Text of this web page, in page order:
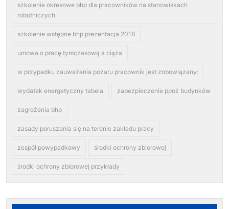
szkolenie okresowe bhp dla pracowników na stanowiskach
robotniczych
szkolenie wstępne bhp prezentacja 2018
umowa o pracę tymczasową a ciąża
w przypadku zauważenia pożaru pracownik jest zobowiązany:
wydatek energetyczny tabela zabezpieczenie ppoż budynków
zagrożenia bhp
zasady poruszania się na terenie zakładu pracy
zespół powypadkowy środki ochrony zbiorowej
środki ochrony zbiorowej przykłady